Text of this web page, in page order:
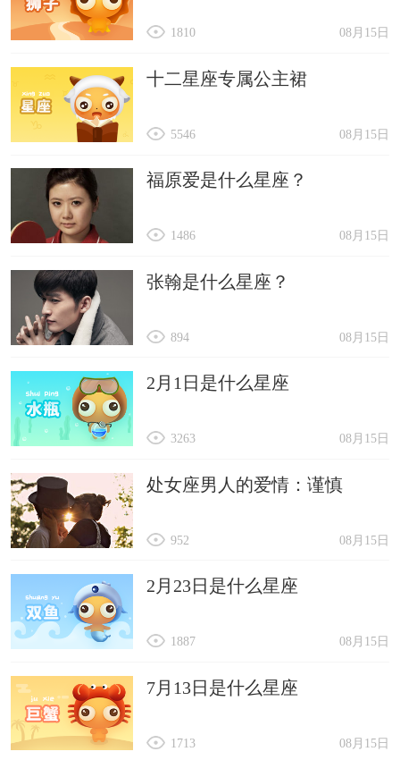
08月15日
1810
十二星座专属公主裙
08月15日
5546
福原爱是什么星座？
08月15日
1486
张翰是什么星座？
08月15日
894
2月1日是什么星座
08月15日
3263
处女座男人的爱情：谨慎
08月15日
952
2月23日是什么星座
08月15日
1887
7月13日是什么星座
08月15日
1713